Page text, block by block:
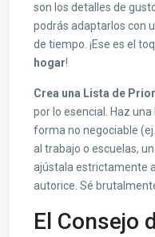
son los detalles de
podrás adaptarlos con
de tiempo. ¡Ese es el
hogar!
Crea una Lista de
por lo esencial. Haz una
forma no negociable
al trabajo o escuelas,
ajústala estrictamente
autorice. Sé
El Consejo